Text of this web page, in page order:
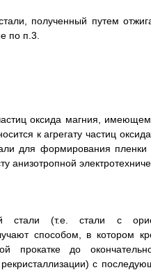
полученный путем
по п.3.
оксида магния,
к агрегату частиц
для формирования
анизотропной
стали (т.е. стали с
способом, в котором
прокатке до
с